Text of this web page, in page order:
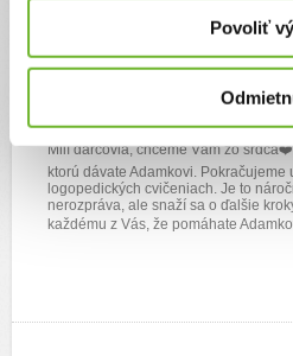
Povoliť
Ďakujeme za
Milí darcovia, chceme Vám zo srdca❤️
ktorú dávate Adamkovi.
logopedických cvičeniach. Je to
nerozpráva, ale snaží sa o ďalšie
každému z Vás, že pomáhate